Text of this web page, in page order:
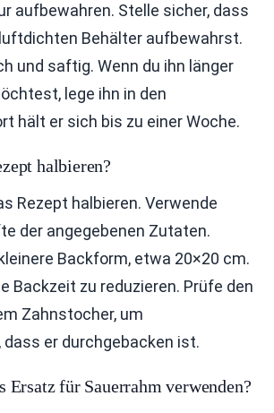
aufbewahren. Stelle sicher, dass
Behälter aufbewahrst.
und saftig. Wenn du ihn länger
lege ihn in den
hält er sich bis zu einer Woche.
halbieren?
Rezept halbieren. Verwende
der angegebenen Zutaten.
Backform, etwa 20×20 cm.
Backzeit zu reduzieren. Prüfe den
Zahnstocher, um
er durchgebacken ist.
Ersatz für Sauerrahm verwenden?